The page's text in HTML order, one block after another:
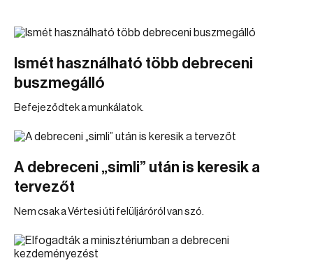
Ismét használható több debreceni
buszmegálló
Befejeződtek a munkálatok.
A debreceni „simli” után is keresik a
tervezőt
Nem csak a Vértesi úti felüljáróról van szó.